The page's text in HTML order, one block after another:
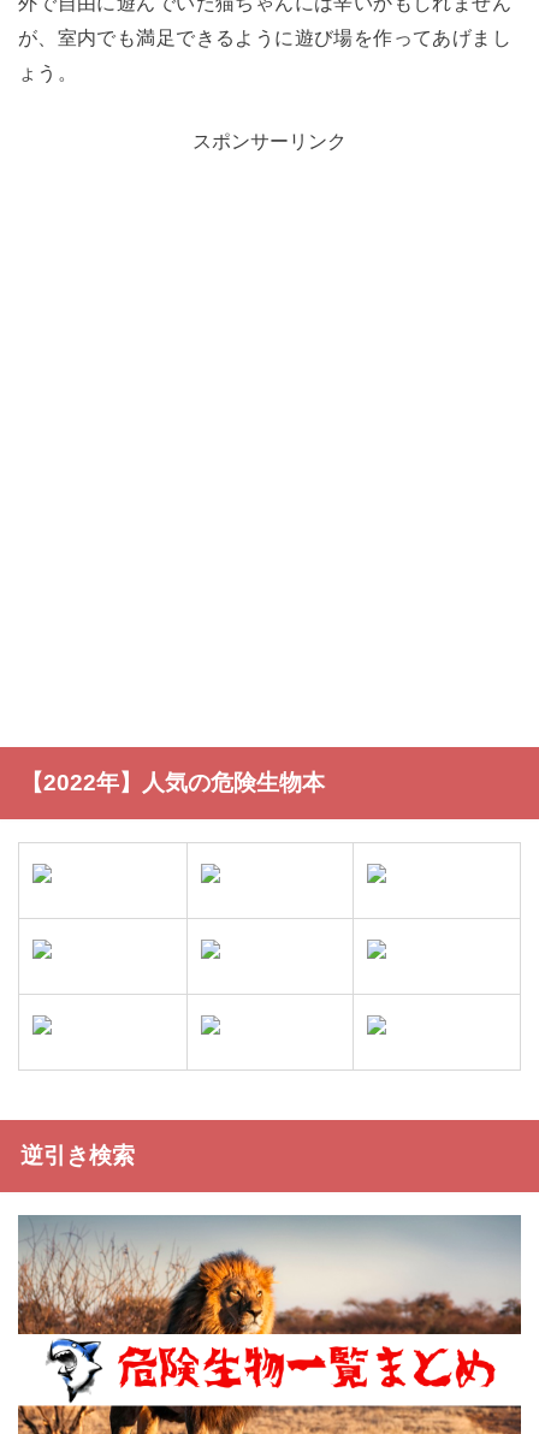
が、室内でも満足できるように遊び場を作ってあげまし
ょう。
スポンサーリンク
【2022年】人気の危険生物本
逆引き検索